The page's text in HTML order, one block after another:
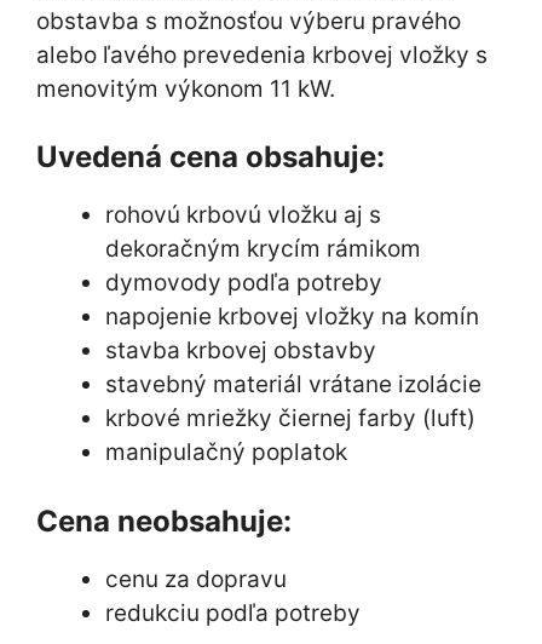
obstavba s možnosťou výberu pravého
alebo ľavého prevedenia krbovej vložky s
menovitým výkonom 11 kW.
Uvedená cena obsahuje:
rohovú krbovú vložku aj s
dekoračným krycím rámikom
dymovody podľa potreby
napojenie krbovej vložky na komín
stavba krbovej obstavby
stavebný materiál vrátane izolácie
krbové mriežky čiernej farby (luft)
manipulačný poplatok
Cena neobsahuje:
cenu za dopravu
redukciu podľa potreby